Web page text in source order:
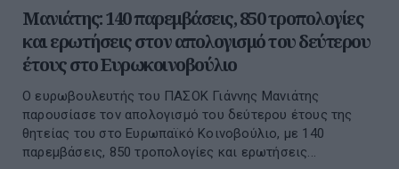
Μανιάτης: 140 παρεμβάσεις, 850 τροπολογίες
και ερωτήσεις στον απολογισμό του δεύτερου
έτους στο Ευρωκοινοβούλιο
Ο ευρωβουλευτής του ΠΑΣΟΚ Γιάννης Μανιάτης
παρουσίασε τον απολογισμό του δεύτερου έτους της
θητείας του στο Ευρωπαϊκό Κοινοβούλιο, με 140
παρεμβάσεις, 850 τροπολογίες και ερωτήσεις...